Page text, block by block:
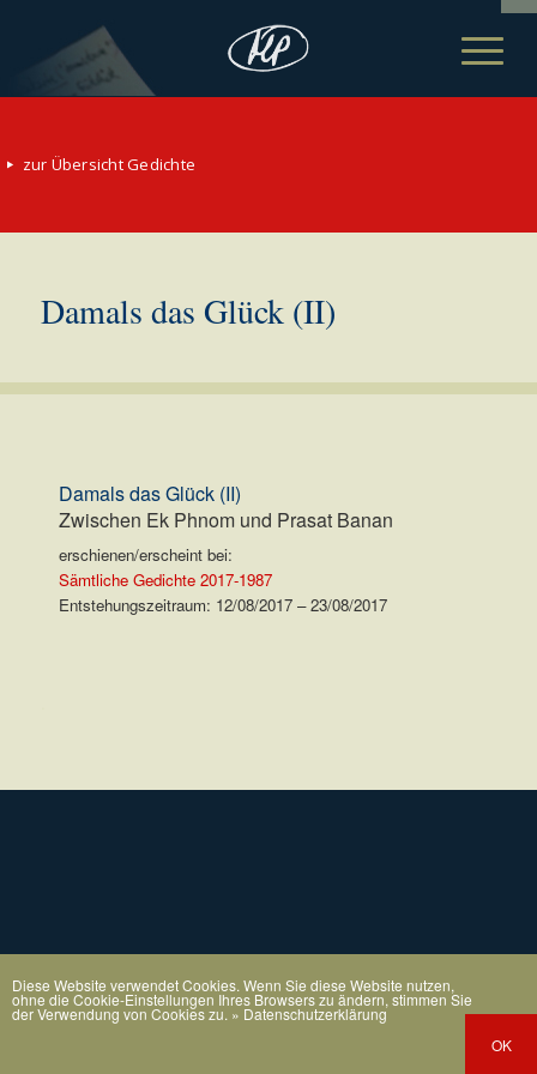
zur Übersicht Gedichte
Damals das Glück (II)
Damals das Glück (II)
Zwischen Ek Phnom und Prasat Banan
erschienen/erscheint bei:
Sämtliche Gedichte 2017-1987
Entstehungszeitraum: 12/08/2017 – 23/08/2017
Diese Website verwendet Cookies. Wenn Sie diese Website nutzen,
ohne die Cookie-Einstellungen Ihres Browsers zu ändern, stimmen Sie
der Verwendung von Cookies zu. » Datenschutzerklärung
OK